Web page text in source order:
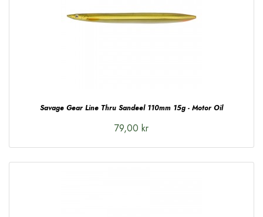
Savage Gear Line Thru Sandeel 110mm 15g - Motor Oil
79,00 kr